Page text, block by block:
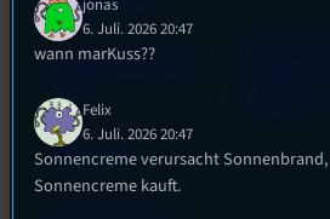
Cookie-Richtlinie
Empfang
jonas
6. Juli. 2026 20:47
wann marKuss??
Felix
6. Juli. 2026 20:47
Sonnencreme verursacht
Sonnencreme kauft.